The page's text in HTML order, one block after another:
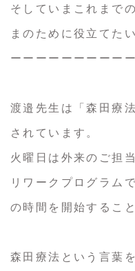
そしていまこれまで
まのために役立てた
ーーーーーーーーー
渡邉先生は「森田療
されています。
火曜日は外来のご担
リワークプログラム
の時間を開始するこ
森田療法という言葉